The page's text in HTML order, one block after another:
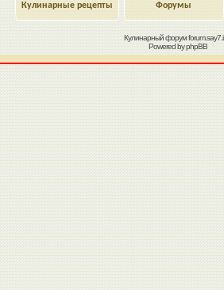
Кулинарные рецепты Форумы
Кулинарный форум
Powered byphpBB